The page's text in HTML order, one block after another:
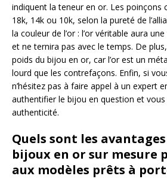
indiquent la teneur en or. Les poinçons
18k, 14k ou 10k, selon la pureté de
la couleur de l’or : l’or véritable aura
et ne ternira pas avec le temps. De
poids du bijou en or, car l’or est un
lourd que les contrefaçons. Enfin, si
n’hésitez pas à faire appel à un expert
authentifier le bijou en question et
authenticité.
Quels sont les
bijoux en or sur mesure
aux modèles prêts à